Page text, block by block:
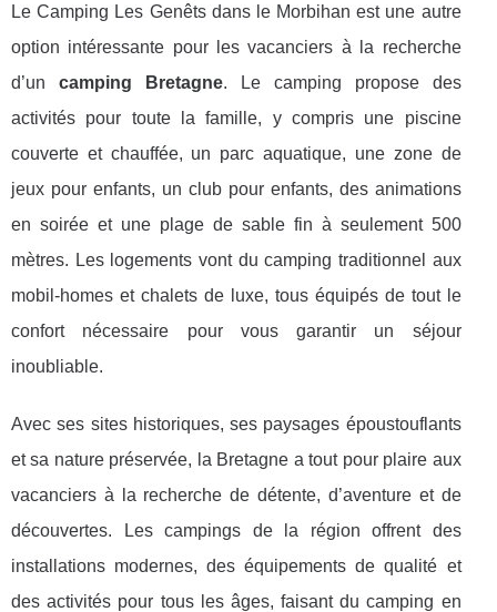
Le Camping Les Genêts dans le Morbihan est une autre
option intéressante pour les vacanciers à la recherche
d’un camping Bretagne. Le camping propose des
activités pour toute la famille, y compris une piscine
couverte et chauffée, un parc aquatique, une zone de
jeux pour enfants, un club pour enfants, des animations
en soirée et une plage de sable fin à seulement 500
mètres. Les logements vont du camping traditionnel aux
mobil-homes et chalets de luxe, tous équipés de tout le
confort nécessaire pour vous garantir un séjour
inoubliable.
Avec ses sites historiques, ses paysages époustouflants
et sa nature préservée, la Bretagne a tout pour plaire aux
vacanciers à la recherche de détente, d’aventure et de
découvertes. Les campings de la région offrent des
installations modernes, des équipements de qualité et
des activités pour tous les âges, faisant du camping en